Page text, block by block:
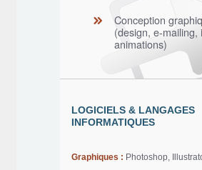
Conception
(design, e-mailing,
animations)
LOGICIELS & LANGAGES
INFORMATIQUES
Graphiques : Photoshop,